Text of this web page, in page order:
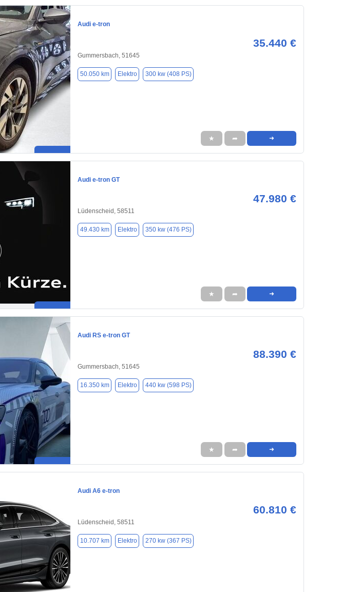
Audi e-tron
35.440 €
Gummersbach, 51645
50.050 km Elektro 300 kw (408 PS)
★ ➦ ➜
Audi e-tron GT
47.980 €
Lüdenscheid, 58511
49.430 km Elektro 350 kw (476 PS)
★ ➦ ➜
Audi RS e-tron GT
88.390 €
Gummersbach, 51645
16.350 km Elektro 440 kw (598 PS)
★ ➦ ➜
Audi A6 e-tron
60.810 €
Lüdenscheid, 58511
10.707 km Elektro 270 kw (367 PS)